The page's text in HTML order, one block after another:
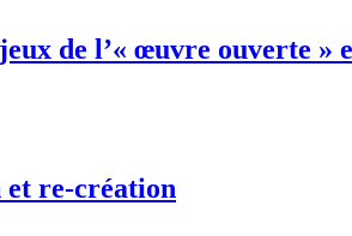
de l’« œuvre ouverte »
re-création